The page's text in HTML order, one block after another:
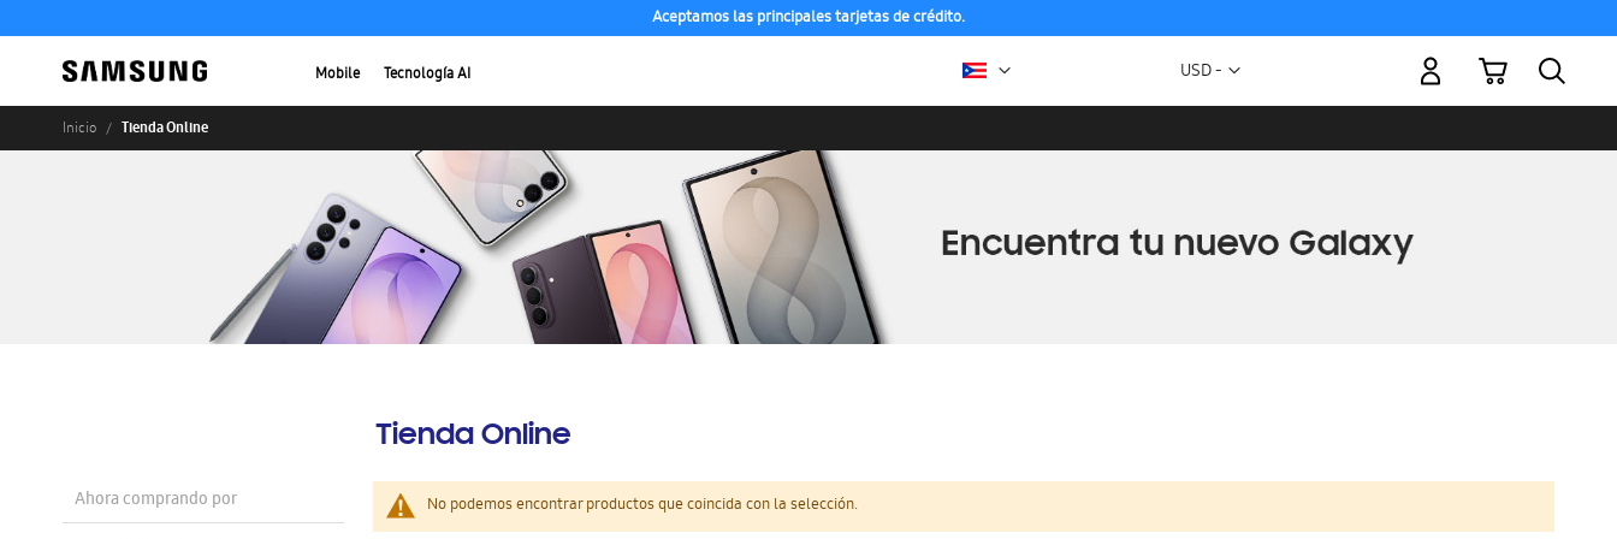
Aceptamos las principales tarjetas de crédito.
Mobile Tecnología AI Moneda
USD -
Mi carrito
Inicio Tienda Online
Tienda Online
No podemos encontrar productos que coincida con la selección.
Ahora comprando por